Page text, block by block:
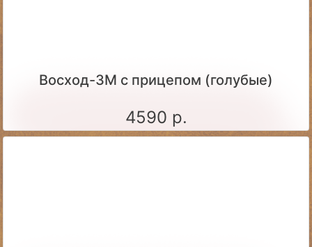
Восход-3М с прицепом (голубые)
4590 р.